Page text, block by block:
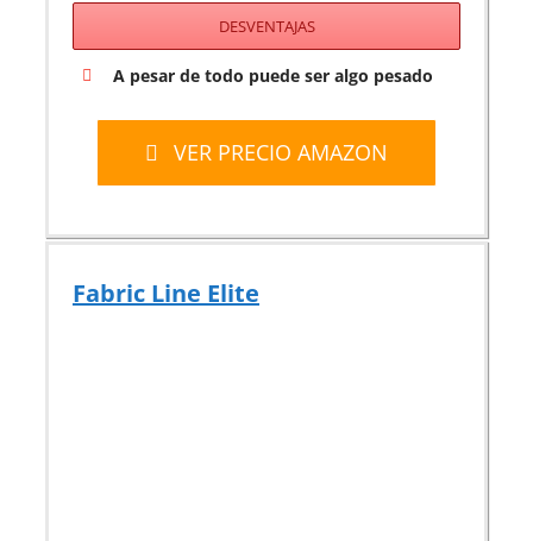
DESVENTAJAS
A pesar de todo puede ser algo pesado
VER PRECIO AMAZON
Fabric Line Elite